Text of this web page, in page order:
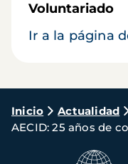
Voluntariado
Ir a la página
Ruta
de
navegación
Inicio Actualidad
AECID: 25 años de